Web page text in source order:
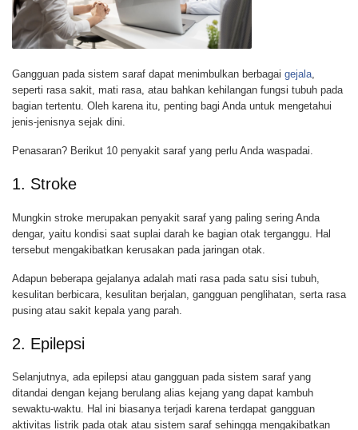
Gangguan pada sistem saraf dapat menimbulkan berbagai gejala
seperti rasa sakit, mati rasa, atau bahkan kehilangan fungsi tubuh pada
bagian tertentu. Oleh karena itu, penting bagi Anda untuk mengetahui
jenis-jenisnya sejak dini.
Penasaran? Berikut 10 penyakit saraf yang perlu Anda waspadai.
1. Stroke
Mungkin stroke merupakan penyakit saraf yang paling sering Anda
dengar, yaitu kondisi saat suplai darah ke bagian otak terganggu. Hal
tersebut mengakibatkan kerusakan pada jaringan otak.
Adapun beberapa gejalanya adalah mati rasa pada satu sisi tubuh,
kesulitan berbicara, kesulitan berjalan, gangguan penglihatan, serta rasa
pusing atau sakit kepala yang parah.
2. Epilepsi
Selanjutnya, ada epilepsi atau gangguan pada sistem saraf yang
ditandai dengan kejang berulang alias kejang yang dapat kambuh
sewaktu-waktu. Hal ini biasanya terjadi karena terdapat gangguan
aktivitas listrik pada otak atau sistem saraf sehingga mengakibatkan